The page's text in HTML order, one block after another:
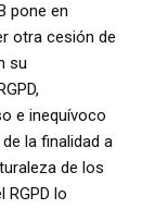
pone en
otra cesión de
su
e inequívoco
la finalidad a
de los
lo